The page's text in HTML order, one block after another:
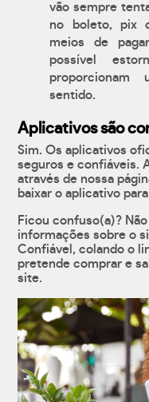
vão sempre
no boleto, pix
meios de
possível
proporcionam
sentido.
Aplicativos são
Sim. Os aplicativos
seguros e confiáveis.
através de nossa
baixar o aplicativo
Ficou confuso(a)?
informações sobre o
Confiável, colando o
pretende comprar e
site.